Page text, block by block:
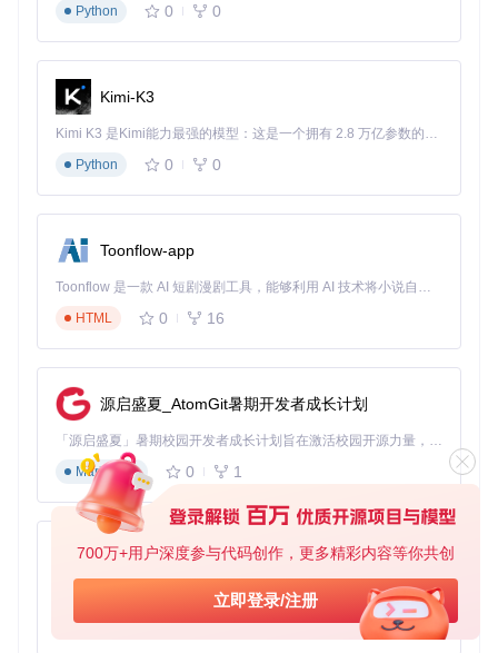
700万+用户深度参与代码创作，更多精彩内容等你共创
立即登录/注册
功能验证方法
完成配置后，可通过以下简单步骤验证是否正常工作：
在支持MCP的AI工具中创建新对话
输入指令：使用tavily-search获取最新的Node.js版本
信息
检查返回结果是否包含当前最新的Node.js版本号及发布日
期
在Cursor编辑器中使用Tavily MCP提取网页内容的实际操作界
职业场景落地：Tavily MCP实战案例
场景：调试第三方库时快速获取最新API文档
在代码编辑器中启动AI助手
输入：@tavily-extract https://官方文档URL
AI自动提取并解释最新API使用方法
：避免因文档版本过时导致的开发错误，平均减少40%的
Python
0 0
Kimi-K3
Kimi K3 是Kimi能力最强的模型：这是一个拥有 2.8 万亿参数的混合专家（MoE）模型，具备原生视觉理解能力，并支持 100 万 token 的上下文窗口。
Python
0 0
Toonflow-app
Toonflow 是一款 AI 短剧漫剧工具，能够利用 AI 技术将小说自动转化为剧本，并结合 AI 生成的图片和视频，实现高效的短剧创作。借助 Toonflow，可以轻松完成从文字到影像的全流程，让短剧制作变得更加智能与便捷。
HTML
0 16
源启盛夏_AtomGit暑期开发者成长计划
「源启盛夏」暑期校园开发者成长计划旨在激活校园开源力量，通过积分激励、认证扶持、资源倾斜等形式，引导高校组织和开发者完成「入驻 — 建项目 — 做贡献 — 获认证 — 得资源」的完整闭环。无论你是想带领社团入驻平台的组织者，还是希望用代码贡献证明自己的开发者，都能在这里找到属于你的成长路径。
Markdown
0 1
AionUi
免费、本地、开源的 24/7 全天候 Cowork 应用，以及适用于 Gemini CLI、Claude Code、Codex、OpenCode、Qwen Code、Goose CLI、Auggie 等的 OpenClaw | 🌟 喜欢就点star吧
TypeScript
0 6